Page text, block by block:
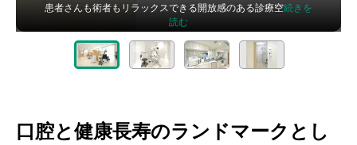
患者さんも術者もリラックスできる開放感のある診療空続きを
読む
口腔と健康長寿のランドマークとし